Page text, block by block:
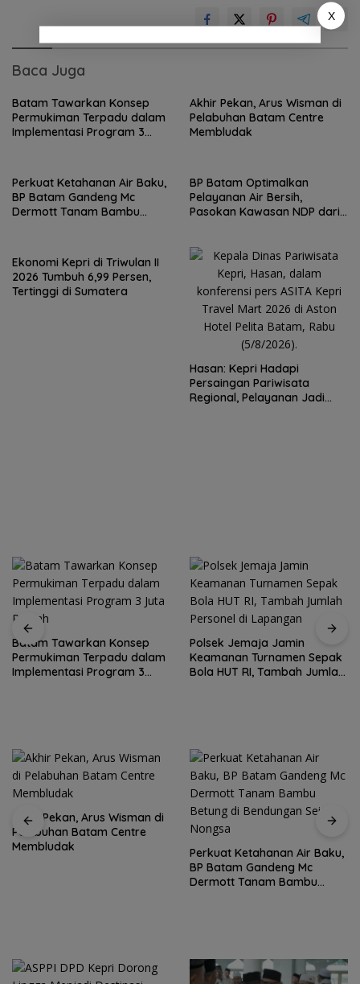
Baca Juga
Batam Tawarkan Konsep
Permukiman Terpadu dalam
Implementasi Program 3
Akhir Pekan, Arus Wisman di
Pelabuhan Batam Centre
Membludak
Perkuat Ketahanan Air Baku,
BP Batam Gandeng Mc
Dermott Tanam Bambu
BP Batam Optimalkan
Pelayanan Air Bersih,
Pasokan Kawasan NDP dari
Ekonomi Kepri di Triwulan II
2026 Tumbuh 6,99 Persen,
Tertinggi di Sumatera
Hasan: Kepri Hadapi
Persaingan Pariwisata
Regional, Pelayanan Jadi
Batam Tawarkan Konsep
Permukiman Terpadu dalam
Implementasi Program 3
Polsek Jemaja Jamin
Keamanan Turnamen Sepak
Bola HUT RI, Tambah Jumlah
Akhir Pekan, Arus Wisman di
Pelabuhan Batam Centre
Membludak
Perkuat Ketahanan Air Baku,
BP Batam Gandeng Mc
Dermott Tanam Bambu
X